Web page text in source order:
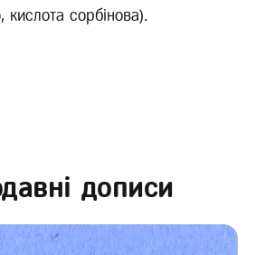
кислота сорбінова).
дописи